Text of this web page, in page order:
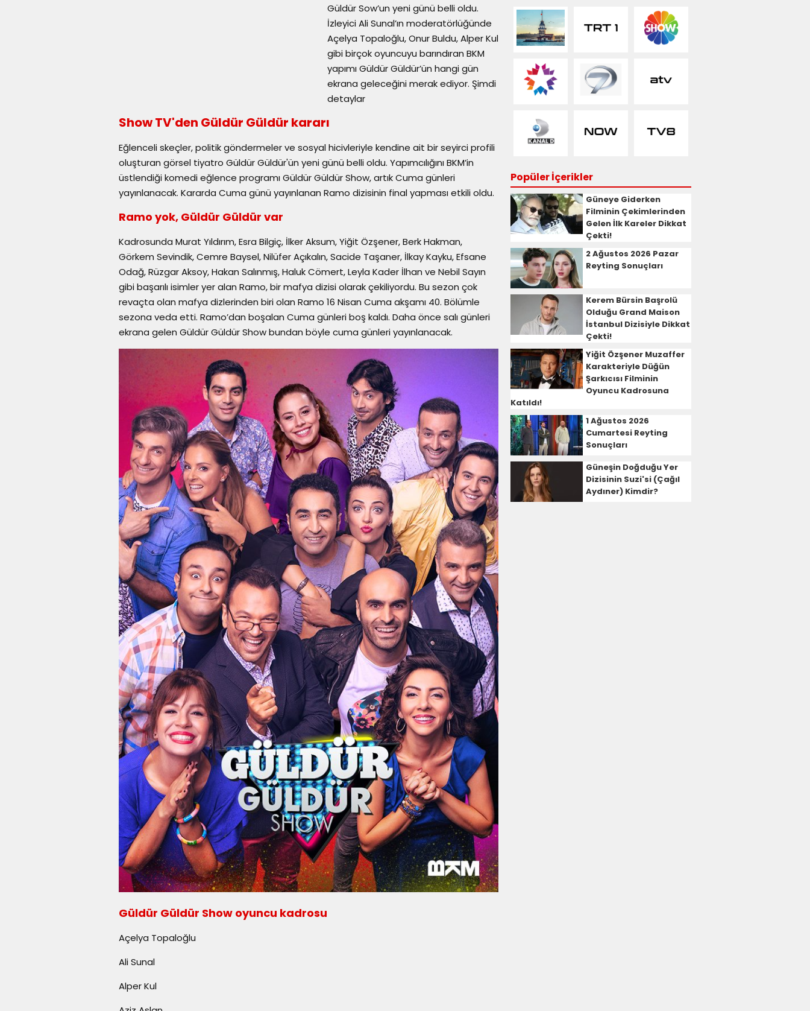
Güldür Sow’un yeni günü belli oldu.
İzleyici Ali Sunal’ın moderatörlüğünde
Açelya Topaloğlu, Onur Buldu, Alper Kul
gibi birçok oyuncuyu barındıran BKM
yapımı Güldür Güldür’ün hangi gün
ekrana geleceğini merak ediyor. Şimdi
detaylar
Show TV'den Güldür Güldür kararı
Eğlenceli skeçler, politik göndermeler ve sosyal hicivleriyle kendine ait bir seyirci profili
oluşturan görsel tiyatro Güldür Güldür'ün yeni günü belli oldu. Yapımcılığını BKM’in
üstlendiği komedi eğlence programı Güldür Güldür Show, artık Cuma günleri
yayınlanacak. Kararda Cuma günü yayınlanan Ramo dizisinin final yapması etkili oldu.
Ramo yok, Güldür Güldür var
Kadrosunda Murat Yıldırım, Esra Bilgiç, İlker Aksum, Yiğit Özşener, Berk Hakman,
Görkem Sevindik, Cemre Baysel, Nilüfer Açıkalın, Sacide Taşaner, İlkay Kayku, Efsane
Odağ, Rüzgar Aksoy, Hakan Salınmış, Haluk Cömert, Leyla Kader İlhan ve Nebil Sayın
gibi başarılı isimler yer alan Ramo, bir mafya dizisi olarak çekiliyordu. Bu sezon çok
revaçta olan mafya dizlerinden biri olan Ramo 16 Nisan Cuma akşamı 40. Bölümle
sezona veda etti. Ramo’dan boşalan Cuma günleri boş kaldı. Daha önce salı günleri
ekrana gelen Güldür Güldür Show bundan böyle cuma günleri yayınlanacak.
Güldür Güldür Show oyuncu kadrosu
Açelya Topaloğlu
Ali Sunal
Alper Kul
Popüler İçerikler
Güneye Giderken
Filminin Çekimlerinden
Gelen İlk Kareler Dikkat
Çekti!
2 Ağustos 2026 Pazar
Reyting Sonuçları
Kerem Bürsin Başrolü
Olduğu Grand Maison
İstanbul Dizisiyle Dikkat
Çekti!
Yiğit Özşener Muzaffer
Karakteriyle Düğün
Şarkıcısı Filminin
Oyuncu Kadrosuna
Katıldı!
1 Ağustos 2026
Cumartesi Reyting
Sonuçları
Güneşin Doğduğu Yer
Dizisinin Suzi'si (Çağıl
Aydıner) Kimdir?